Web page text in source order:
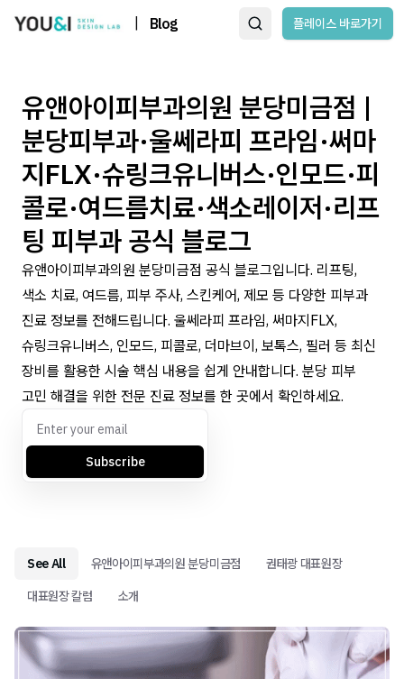
Blog 플레이스 바로가기
유앤아이피부과의원 분당미금점 |
분당피부과·울쎄라피 프라임·써마
지FLX·슈링크유니버스·인모드·피
콜로·여드름치료·색소레이저·리프
팅 피부과 공식 블로그
유앤아이피부과의원 분당미금점 공식 블로그입니다. 리프팅,
색소 치료, 여드름, 피부 주사, 스킨케어, 제모 등 다양한 피부과
진료 정보를 전해드립니다. 울쎄라피 프라임, 써마지FLX,
슈링크유니버스, 인모드, 피콜로, 더마브이, 보톡스, 필러 등 최신
장비를 활용한 시술 핵심 내용을 쉽게 안내합니다. 분당 피부
고민 해결을 위한 전문 진료 정보를 한 곳에서 확인하세요.
Subscribe
See All 유앤아이피부과의원 분당미금점
권태광 대표원장
대표원장 칼럼
소개